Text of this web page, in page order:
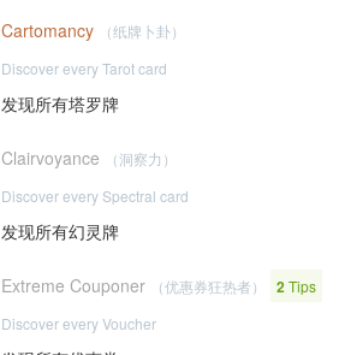
Cartomancy
（纸牌卜卦）
Discover every Tarot card
发现所有塔罗牌
Clairvoyance
（洞察力）
Discover every Spectral card
发现所有幻灵牌
Extreme Couponer （优惠券狂热者） 2Tips
Discover every Voucher